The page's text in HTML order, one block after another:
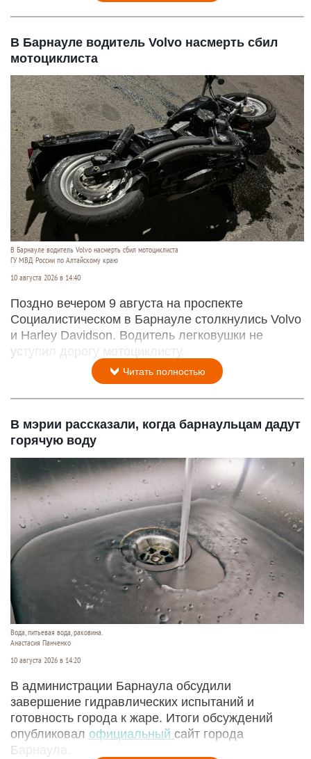
В Барнауле водитель Volvo насмерть сбил
мотоциклиста
В Барнауле водитель Volvo насмерть сбил мотоциклиста
ГУ МВД России по Алтайскому краю
10 августа 2026 в 14:40
Поздно вечером 9 августа на проспекте
Социалистическом в Барнауле столкнулись Volvo
и Harley Davidson. Водитель легковушки не
уступил дорогу мотоциклисту.
Читать полностью
В мэрии рассказали, когда барнаульцам дадут
горячую воду
Вода, питьевая вода, раковина.
Анастасия Панченко
10 августа 2026 в 14:20
В администрации Барнаула обсудили
завершение гидравлических испытаний и
готовность города к жаре. Итоги обсуждений
опубликовал официальный сайт города
Барнаула.